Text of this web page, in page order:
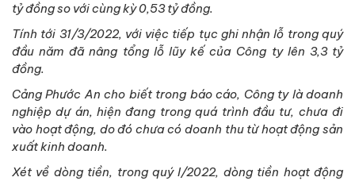
tỷ đồng so với cùng kỳ 0,53 tỷ đồng.
Tính tới 31/3/2022, với việc tiếp tục ghi nhận lỗ trong quý
đầu năm đã nâng tổng lỗ lũy kế của Công ty lên 3,3 tỷ
đồng.
Cảng Phước An cho biết trong báo cáo, Công ty là doanh
nghiệp dự án, hiện đang trong quá trình đầu tư, chưa đi
vào hoạt động, do đó chưa có doanh thu từ hoạt động sản
xuất kinh doanh.
Xét về dòng tiền, trong quý I/2022, dòng tiền hoạt động